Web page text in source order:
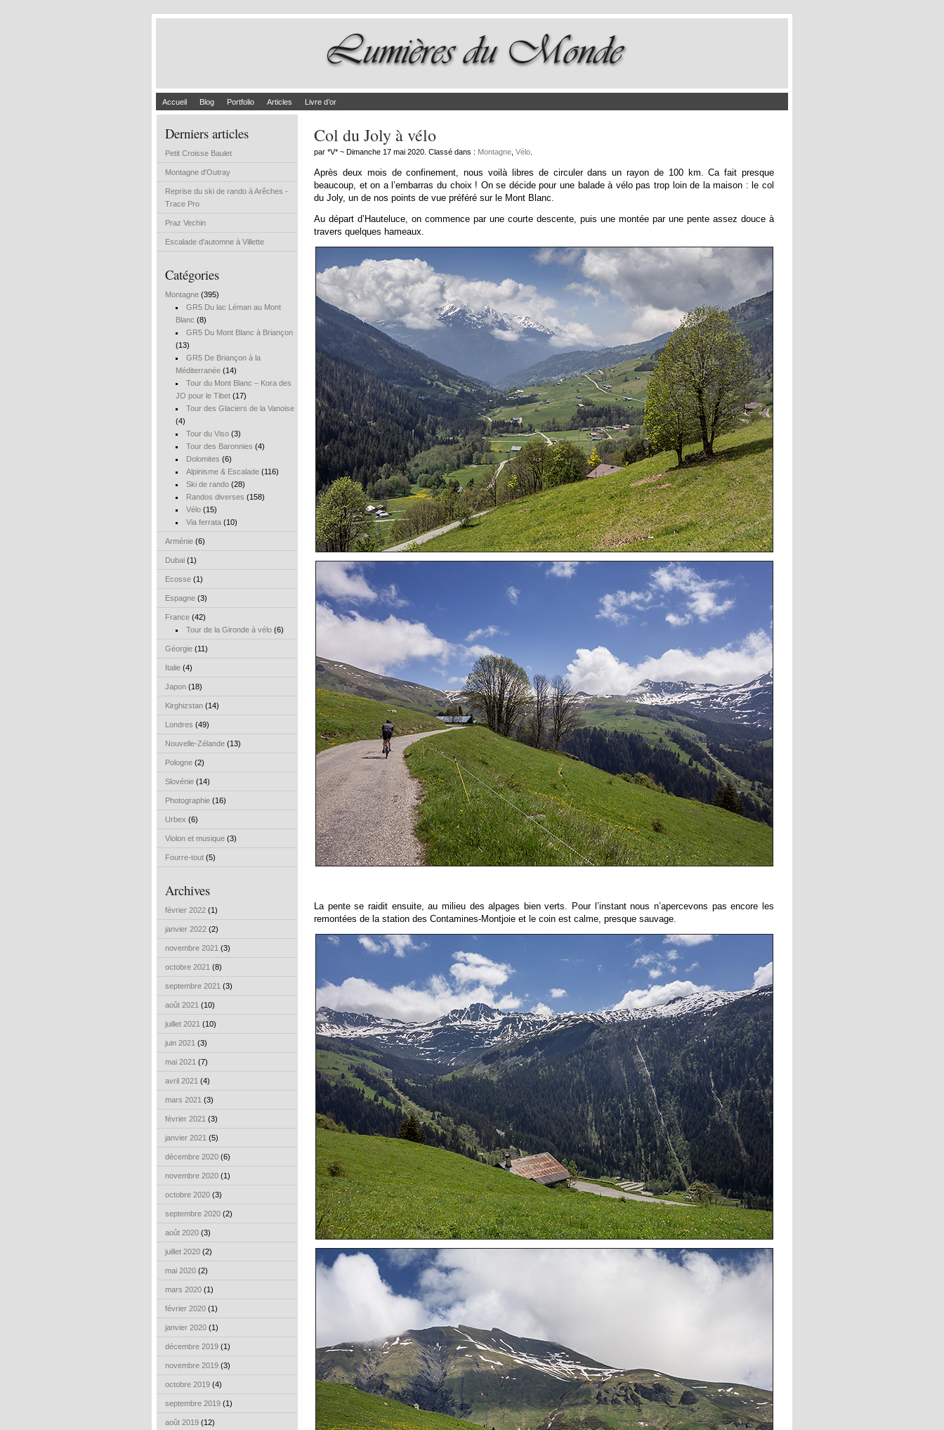
Accueil Blog Portfolio Articles Livre d’or
Derniers articles
Petit Croisse Baulet
Montagne d'Outray
Reprise du ski de rando à Arêches -
Trace Pro
Praz Vechin
Escalade d'automne à Villette
Catégories
Montagne (395)
GR5 Du lac Léman au Mont
Blanc (8)
GR5 Du Mont Blanc à Briançon
(13)
GR5 De Briançon à la
Méditerranée (14)
Tour du Mont Blanc – Kora des
JO pour le Tibet (17)
Tour des Glaciers de la Vanoise
(4)
Tour du Viso(3)
Tour des Baronnies (4)
Dolomites (6)
Alpinisme & Escalade(116)
Ski de rando(28)
Randos diverses (158)
Vélo(15)
Via ferrata(10)
Arménie (6)
Dubai (1)
Ecosse (1)
Espagne (3)
France (42)
Tour de la Gironde à vélo(6)
Géorgie (11)
Italie (4)
Japon (18)
Kirghizstan (14)
Londres (49)
Nouvelle-Zélande (13)
Pologne (2)
Slovénie (14)
Photographie (16)
Urbex (6)
Violon et musique (3)
Fourre-tout (5)
Archives
février 2022 (1)
janvier 2022 (2)
novembre 2021 (3)
octobre 2021 (8)
septembre 2021 (3)
août 2021 (10)
juillet 2021 (10)
juin 2021 (3)
mai 2021 (7)
avril 2021 (4)
mars 2021 (3)
février 2021 (3)
janvier 2021 (5)
décembre 2020 (6)
novembre 2020 (1)
octobre 2020 (3)
septembre 2020 (2)
août 2020 (3)
juillet 2020 (2)
mai 2020 (2)
mars 2020 (1)
février 2020 (1)
janvier 2020 (1)
décembre 2019 (1)
novembre 2019 (3)
octobre 2019 (4)
septembre 2019 (1)
août 2019 (12)
Col du Joly à vélo
par *V* ~ Dimanche 17 mai 2020. Classé dans : Montagne Vélo
Après deux mois de confinement, nous voilà libres de circuler dans un rayon de 100 km. Ca fait presque
beaucoup, et on a l’embarras du choix ! On se décide pour une balade à vélo pas trop loin de la maison : le col
du Joly, un de nos points de vue préféré sur le Mont Blanc.
Au départ d’Hauteluce, on commence par une courte descente, puis une montée par une pente assez douce à
travers quelques hameaux.
La pente se raidit ensuite, au milieu des alpages bien verts. Pour l’instant nous n’apercevons pas encore les
remontées de la station des Contamines-Montjoie et le coin est calme, presque sauvage.